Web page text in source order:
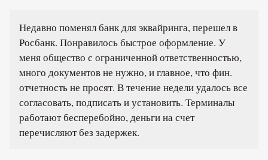
Недавно поменял банк для эквайринга, перешел в
Росбанк. Понравилось быстрое оформление. У
меня общество с ограниченной ответственностью,
много документов не нужно, и главное, что фин.
отчетность не просят. В течение недели удалось все
согласовать, подписать и установить. Терминалы
работают бесперебойно, деньги на счет
перечисляют без задержек.